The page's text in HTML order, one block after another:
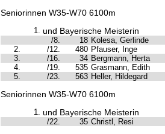
Seniorinnen W35-W70 6100m
1. und Bayerische Meisterin
/8. 18 Kolesa, Gerlinde
2.
/12. 480 Pfauser, Inge
3.
/16. 34 Bergmann, Herta
4.
/19. 535 Grasmann, Edith
5.
/23. 563 Heller, Hildegard
Seniorinnen W35-W70 6100m
1. und Bayerische Meisterin
/22. 35 Christl, Resi